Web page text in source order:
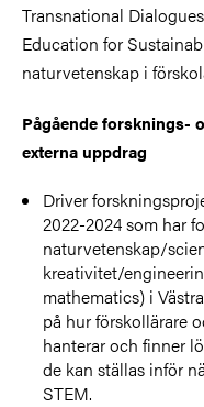
Transnational
Education for
naturvetenskap i
Pågående forsknings-
externa uppdrag
Driver
2022-2024 som har
naturvetenskap/
kreativitet/
mathematics) i
på hur förskollärare
hanterar och finner
de kan ställas inför
STEM.